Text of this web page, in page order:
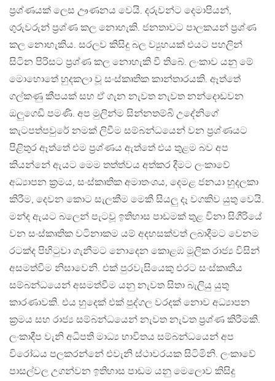
ප්‍රශ්ණයක් ලෙස ඌණනය වෙයි. දරුවන්ට දෙමාපියන්,
ගුරුවරුන් ප්‍රශ්ණ කල නොහැකි. ජනතාවට පාලකයන් ප්‍රශ්ණ
කල නොහැකිය. සරලව කිසිදු බල ව්‍යුහයක් එයට පහලින්
සිටින පිරිසට ප්‍රශ්ණ කල නොහැකි වී තිබේ. ලංකාව යනු මේ
මොහොතේ හුදකලා වූ සංස්කෘතික කාන්තාරයකි. ඈත්තේ
ගල්කණු කීපයක් සහ ඒ ගැන නැවත නැවත නන්දොඩවන
ඔලුගෙඩි පමණි. අප මුලින්ම සින්නතම්බි උදේනිගේ
කැටපත්පවුරේ නමක් ලිවීම සම්බන්ධයෙන් වන ප්‍රශ්ණයට
පිළිතුර ඈත්තේ එම ප්‍රශ්ණය ඇත්තේ එය තුළම බව අප
කියන්නේ ඇයට මෙම තත්ත්වය අත්කර දීමට ලංකාවේ
අධ්‍යාපන ක්‍රමය, සංස්කෘතික අමාතංශය, දෙමළ ජනයා හුදලකා
කිරීම, දෙවන කොට සැලකීම මෙකී සියලු දෑ වගකිව යුතු වෙයි.
මන්ද ඇයට බලෙන් පැටවූ ඉතිහාස පාඩමක් තුළ විනා සිගීරියේ
වන සංස්කෘතික වටිනාකම යම් අදහසක්වත් ලබාදීමට වෙනම
රටක්ද පිහිටුවා ගැනීමට නොදෙන කොළඹ මූලික රාජ්‍ය විසින්
අසමත්වීම නිසාවෙනි. එක් පුරවැසියෙකු එරට සංස්කෘතිය
සම්බන්ධයෙන් අසමත්වීම යනු නැවත සිතා බැලියු යුතු
කාරණාවකි. එය හුදෙක් එක් පුද්ගල වරදක් නොව අධ්‍යාපන
ක්‍රමය සහ රාජ්‍ය සම්බන්ධයෙන් නැවත නැවත ප්‍රශ්ණ කිරීමකි.
ලංකාදීප වැනි අධිපති මාධ්‍ය භාවිතය සම්බන්ධයෙන් අප
විරෝධය පලකරන්නේ එවැනි ස්ථාවරයක සිටිමිනි. ලංකාවේ
පාසල්වල උගන්වන ඉතිහාස පාඩම යනු මෙලොව කිසිදු